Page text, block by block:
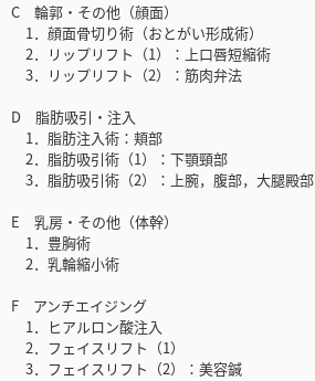
C 輪郭・その他（顔面）
1．顔面骨切り術（おとがい形成術）
2．リップリフト（1）：上口唇短縮術
3．リップリフト（2）：筋肉弁法
D 脂肪吸引・注入
1．脂肪注入術：頬部
2．脂肪吸引術（1）：下顎頸部
3．脂肪吸引術（2）：上腕，腹部，大腿殿部
E 乳房・その他（体幹）
1．豊胸術
2．乳輪縮小術
F アンチエイジング
1．ヒアルロン酸注入
2．フェイスリフト（1）
3．フェイスリフト（2）：美容鍼